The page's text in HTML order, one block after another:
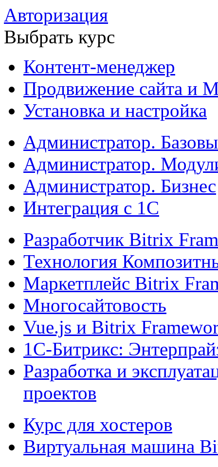
Авторизация
Выбрать курс
Контент-менеджер
Продвижение сайта и
Установка и настройка
Администратор.
Администратор.
Администратор. Бизнес
Интеграция с 1С
Разработчик Bitrix
Технология
Маркетплейс Bitrix
Многосайтовость
Vue.js и Bitrix
1С-Битрикс:
Разработка и
проектов
Курс для хостеров
Виртуальная машина